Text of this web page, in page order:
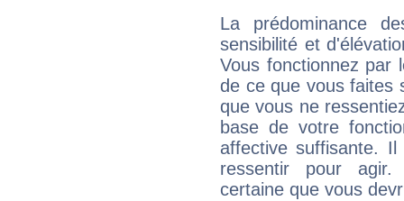
La prédominance
sensibilité et
Vous fonctionnez
de ce que vous faites
que vous ne
base de votre
affective suffisante.
ressentir pour agir.
certaine que vous